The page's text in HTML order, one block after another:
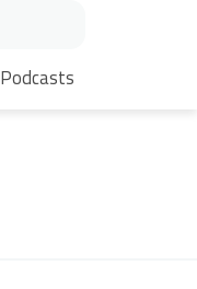
Podcasts